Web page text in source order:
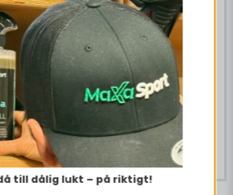
till dålig lukt – på riktigt!